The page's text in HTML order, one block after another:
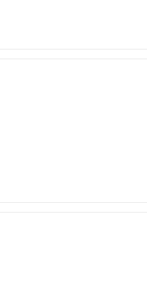
Organizasyonda